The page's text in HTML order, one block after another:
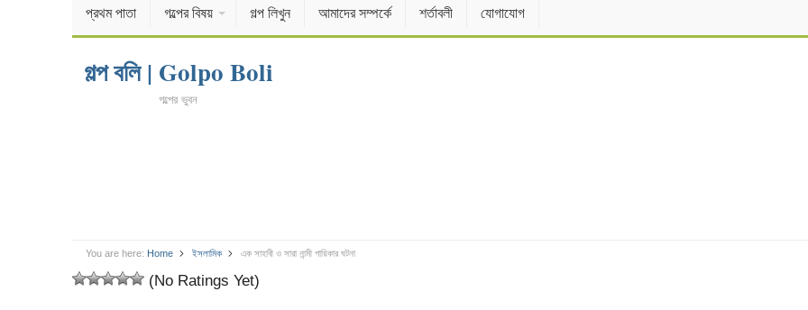
প্রথম পাতা গল্পের বিষয় গল্প লিখুন আমাদের সম্পর্কে শর্তাবলী যোগাযোগ
গল্প বলি | Golpo Boli
গল্পের ভুবন
You are here: Home ইসলামিক এক সাহাবী ও সারা নান্মী গায়িকার ঘটনা
(No Ratings Yet)